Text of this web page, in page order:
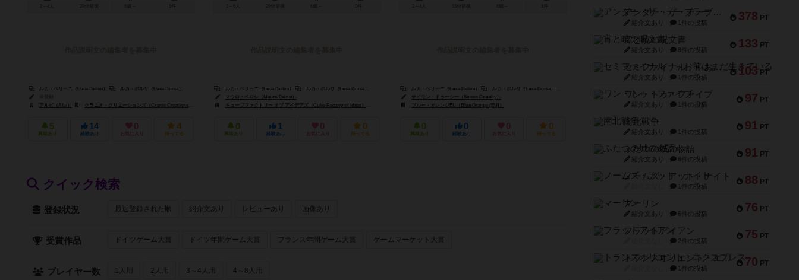
ルカ・ベリーニ（Luca Bellini）
ルカ・ボルサ（Luca Borsa）
アルビ（Albi）
クラニオ・クリエーションズ（Cranio Creations） ダンテ（Dante）
5
興味あり
14
経験あり
0
お気に入り
4
持ってる
ルカ・ベリーニ（Luca Bellini）
ルカ・ボルサ（Luca Borsa）
マウロ・ペロシ（Mauro Pelosi）
キューブファクトリー オブ アイデアズ（Cube Factory of Ideas）
デルタ ビジョン パブリッシング（Delta Vision Publishing）
0
興味あり
1
経験あり
0
お気に入り
0
持ってる
ルカ・ベリーニ（Luca Bellini） ルカ・ボルサ（Luca Borsa）
カルロ・ランザヴェッキア（Carlo Emanuele Lanzavecchia）
サイモン・ドゥーシー（Simon Douchy）
ブルー・オレンジEU（Blue Orange (EU)）
0
興味あり
0
経験あり
0
お気に入り
0
持ってる
クイック検索
登録状況 最近登録された順 紹介文あり レビューあり 画像あり
受賞作品 ドイツゲーム大賞 ドイツ年間ゲーム大賞 フランス年間ゲーム大賞 ゲームマーケット大賞
プレイヤー数 1人用 2人用 3～4人用 4～8人用
378 PT
アンダー・ザ・テーブラー
紹介文あり 1件の投稿
133 PT
宵と暁の呪文書
紹介文あり 8件の投稿
103 PT
セミファイナル ～お前はまだ生きている～
紹介文あり 1件の投稿
97 PT
ワン・トゥ・ファイブ
紹介文あり 1件の投稿
91 PT
南北戦争
紹介文あり 1件の投稿
91 PT
ふたつの城の物語
紹介文あり 6件の投稿
88 PT
ノームズ・アット・ナイト
1件の投稿
76 PT
マーリン
紹介文あり 6件の投稿
75 PT
フラットアイアン
2件の投稿
70 PT
トランスオリエント・エクスプレス
1件の投稿